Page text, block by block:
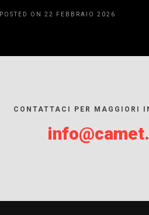
POSTED ON 22 FEBBRAIO 2026
CONTATTACI PER MAGGIORI